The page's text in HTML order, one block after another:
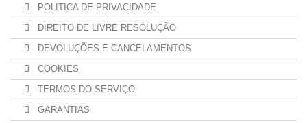
POLITICA DE PRIVACIDADE
DIREITO DE LIVRE RESOLUÇÃO
DEVOLUÇÕES E CANCELAMENTOS
COOKIES
TERMOS DO SERVIÇO
GARANTIAS